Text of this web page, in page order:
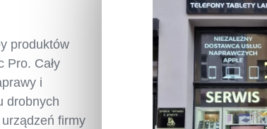
produktów
Pro. Cały
i
drobnych
firmy